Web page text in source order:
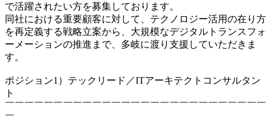
で活躍されたい方を募集しております。
同社における重要顧客に対して、テクノロジー活用の在り方
を再定義する戦略立案から、大規模なデジタルトランスフォ
ーメーションの推進まで、多岐に渡り支援していただきま
す。
ポジション1）テックリード／ITアーキテクトコンサルタン
ト
￣￣￣￣￣￣￣￣￣￣￣￣￣￣￣￣￣￣￣￣￣￣￣￣￣￣￣
￣